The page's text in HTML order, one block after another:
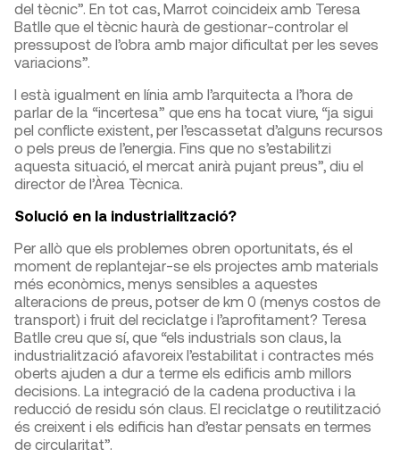
del tècnic”. En tot cas, Marrot coincideix amb Teresa
Batlle que el tècnic haurà de gestionar-controlar el
pressupost de l’obra amb major dificultat per les seves
variacions”.
I està igualment en línia amb l’arquitecta a l’hora de
parlar de la “incertesa” que ens ha tocat viure, “ja sigui
pel conflicte existent, per l’escassetat d’alguns recursos
o pels preus de l’energia. Fins que no s’estabilitzi
aquesta situació, el mercat anirà pujant preus”, diu el
director de l’Àrea Tècnica.
Solució en la industrialització?
Per allò que els problemes obren oportunitats, és el
moment de replantejar-se els projectes amb materials
més econòmics, menys sensibles a aquestes
alteracions de preus, potser de km 0 (menys costos de
transport) i fruit del reciclatge i l’aprofitament? Teresa
Batlle creu que sí, que “els industrials son claus, la
industrialització afavoreix l’estabilitat i contractes més
oberts ajuden a dur a terme els edificis amb millors
decisions. La integració de la cadena productiva i la
reducció de residu són claus. El reciclatge o reutilització
és creixent i els edificis han d’estar pensats en termes
de circularitat”.